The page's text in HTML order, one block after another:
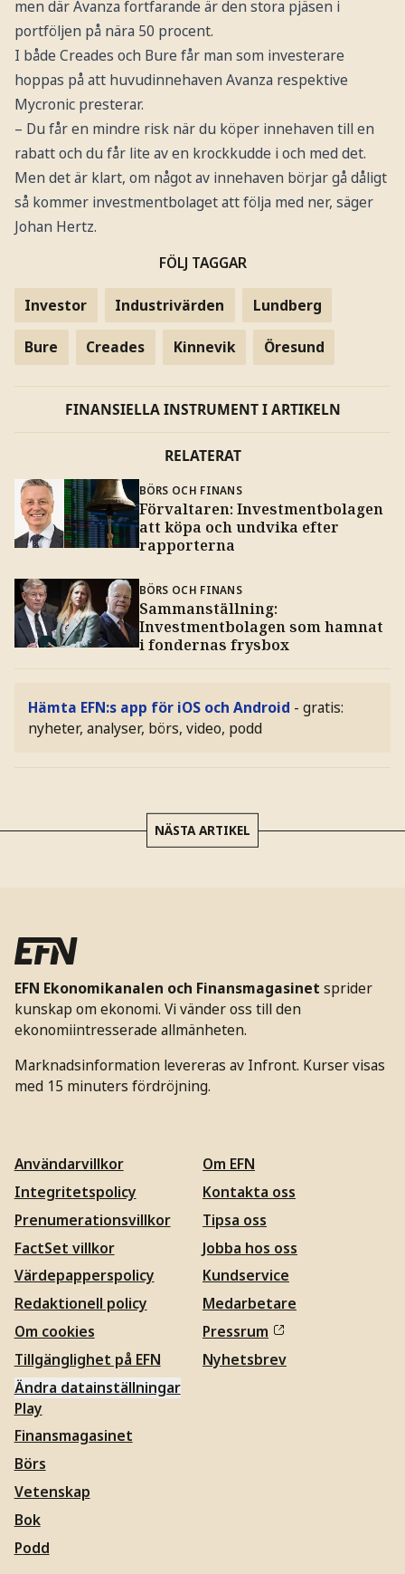
men där Avanza fortfarande är den stora pjäsen i
portföljen på nära 50 procent.
I både Creades och Bure får man som investerare
hoppas på att huvudinnehaven Avanza respektive
Mycronic presterar.
– Du får en mindre risk när du köper innehaven till en
rabatt och du får lite av en krockkudde i och med det.
Men det är klart, om något av innehaven börjar gå dåligt
så kommer investmentbolaget att följa med ner, säger
Johan Hertz.
FÖLJ TAGGAR
Investor Industrivärden Lundberg
Bure Creades Kinnevik Öresund
FINANSIELLA INSTRUMENT I ARTIKELN
RELATERAT
BÖRS OCH FINANS
Förvaltaren: Investmentbolagen
att köpa och undvika efter
rapporterna
BÖRS OCH FINANS
Sammanställning:
Investmentbolagen som hamnat
i fondernas frysbox
Hämta EFN:s app för iOS och Android - gratis:
nyheter, analyser, börs, video, podd
NÄSTA ARTIKEL
EFN Ekonomikanalen och Finansmagasinet sprider
kunskap om ekonomi. Vi vänder oss till den
ekonomiintresserade allmänheten.
Marknadsinformation levereras av Infront. Kurser visas
med 15 minuters fördröjning.
Användarvillkor
Integritetspolicy
Prenumerationsvillkor
FactSet villkor
Värdepapperspolicy
Redaktionell policy
Om cookies
Tillgänglighet på EFN
Ändra datainställningar
Om EFN
Kontakta oss
Tipsa oss
Jobba hos oss
Kundservice
Medarbetare
Pressrum
Nyhetsbrev
Play
Finansmagasinet
Börs
Vetenskap
Bok
Podd